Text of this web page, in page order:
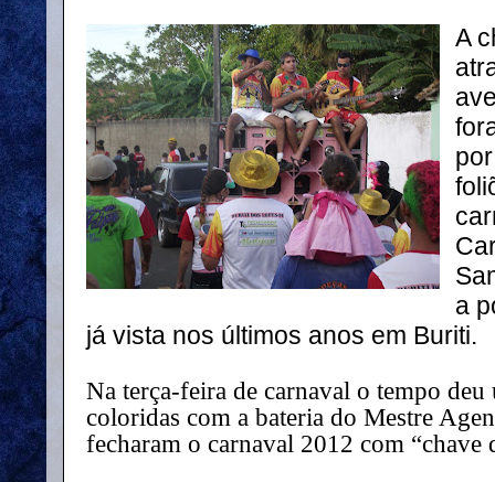
A
a
já vista nos últimos anos em Buriti.
Na terça-feira de carnaval o tempo deu
coloridas com a bateria do Mestre
fecharam o carnaval 2012 com “chave